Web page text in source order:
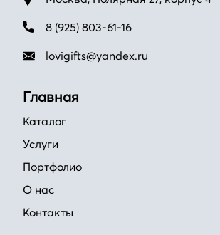
8 (925) 803-61-16
lovigifts@yandex.ru
Главная
Каталог
Услуги
Портфолио
О нас
Контакты